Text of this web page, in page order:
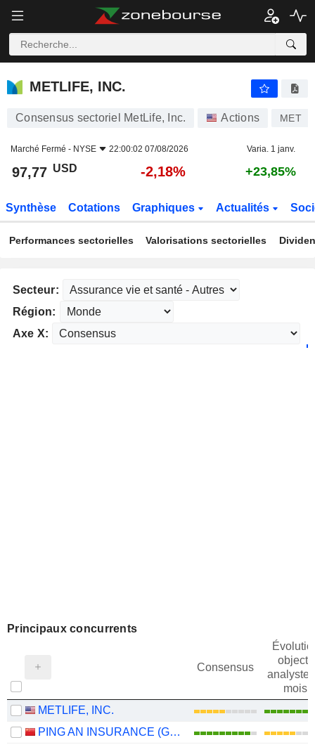
METLIFE, INC.
METLIFE, INC.
Consensus sectoriel MetLife, Inc. Actions MET
Marché Fermé - NYSE 22:00:02 07/08/2026 Varia. 1 janv.
97,77 USD -2,18% +23,85%
Synthèse Cotations Graphiques Actualités
Performances sectorielles Valorisations sectorielles
Secteur:
Région:
Axe X:
Principaux concurrents
Consensus
objectif
mois
METLIFE, INC.
PING AN INSURANCE (GROUP) COMPANY OF CHINA, LTD.